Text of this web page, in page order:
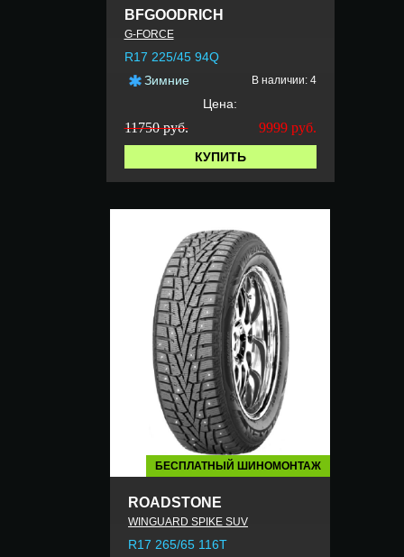
BFGOODRICH
G-FORCE
R17 225/45 94Q
Зимние
В наличии: 4
Цена:
11750 руб. 9999 руб.
КУПИТЬ
БЕСПЛАТНЫЙ ШИНОМОНТАЖ
ROADSTONE
WINGUARD SPIKE SUV
R17 265/65 116T